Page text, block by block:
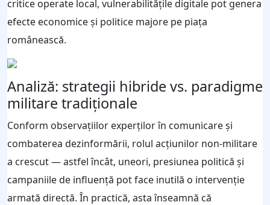
critice operate local, vulnerabilitățile digitale pot genera
efecte economice și politice majore pe piața
românească.
Analiză: strategii hibride vs. paradigme
militare tradiționale
Conform observațiilor experților în comunicare și
combaterea dezinformării, rolul acțiunilor non-militare
a crescut — astfel încât, uneori, presiunea politică și
campaniile de influență pot face inutilă o intervenție
armată directă. În practică, asta înseamnă că